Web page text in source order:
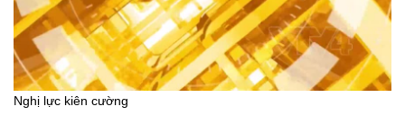
Nghị lực kiên cường